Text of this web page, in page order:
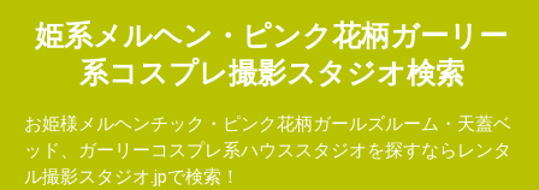
姫系メルヘン・ピンク花柄ガーリー
系コスプレ撮影スタジオ検索
お姫様メルヘンチック・ピンク花柄ガールズルーム・天蓋ベ
ッド、ガーリーコスプレ系ハウススタジオを探すならレンタ
ル撮影スタジオ.jpで検索！